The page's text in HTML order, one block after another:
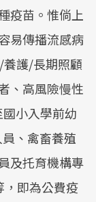
疫苗。惟倘上
易傳播流感病
護/長期照顧
、高風險慢性
小入學前幼
、禽畜養殖
及托育機構專
，即為公費疫